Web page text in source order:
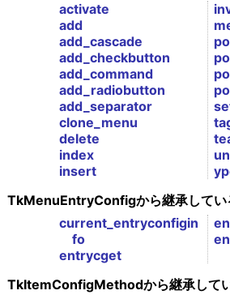
activate
add
add_cascade
add_checkbutton
add_command
add_radiobutton
add_separator
clone_menu
delete
index
insert
TkMenuEntryConfigから継承してい
current_entryconfigin
fo
entrycget
TkItemConfigMethodから継承して